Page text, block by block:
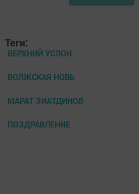
Теги:
ВЕРХНИЙ УСЛОН
ВОЛЖСКАЯ НОВЬ
МАРАТ ЗИАТДИНОВ
ПОЗДРАВЛЕНИЕ